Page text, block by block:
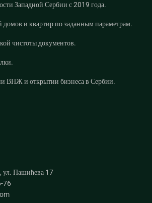
Западной Сербии с 2019 года.
и квартир по заданным параметрам.
чистоты документов.
ВНЖ и открытии бизнеса в Сербии.
ул. Пашићева 17
76